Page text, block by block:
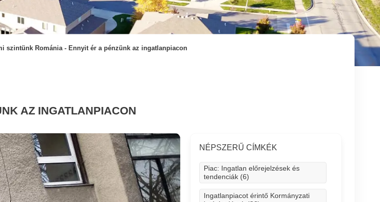
szintünk Románia - Ennyit ér a pénzünk az ingatlanpiacon
AZ INGATLANPIACON
NÉPSZERŰ CÍMKÉK
Piac: Ingatlan előrejelzések és
tendenciák (6)
Ingatlanpiacot érintő Kormányzati